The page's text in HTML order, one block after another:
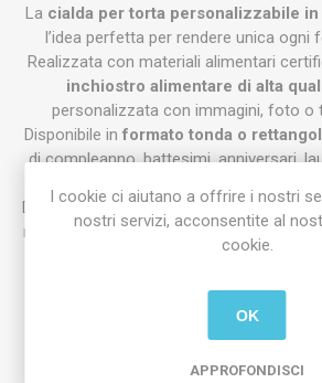
La cialda per torta personalizzabile
l’idea perfetta per rendere unica ogni
Realizzata con materiali alimentari
inchiostro alimentare di alta
personalizzata con immagini, foto o
Disponibile in formato tonda o
di compleanno, battesimi, anniversari,
Dopo l’acquisto riceverai una bozza
revisione, così potrai approvare il
definitiva.
I cookie ci aiutano a offrire i nostri
nostri servizi, acconsentite al
cookie.
OK
APPROFONDISCI